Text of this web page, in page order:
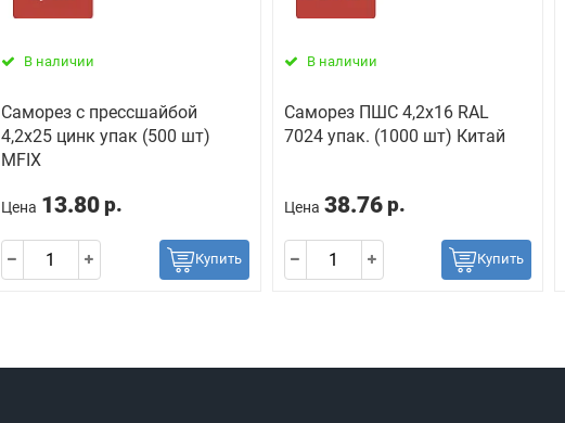
В наличии
Саморез с прессшайбой
4,2х25 цинк упак (500 шт)
MFIX
Цена 13.80 р.
Купить
В наличии
Саморез ПШС 4,2х16 RAL
7024 упак. (1000 шт) Китай
Цена 38.76 р.
Купить